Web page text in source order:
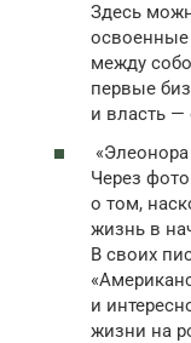
Здесь
освоенные
между
первые
и власть —
Через
о том,
жизнь в
В своих
и
жизни на